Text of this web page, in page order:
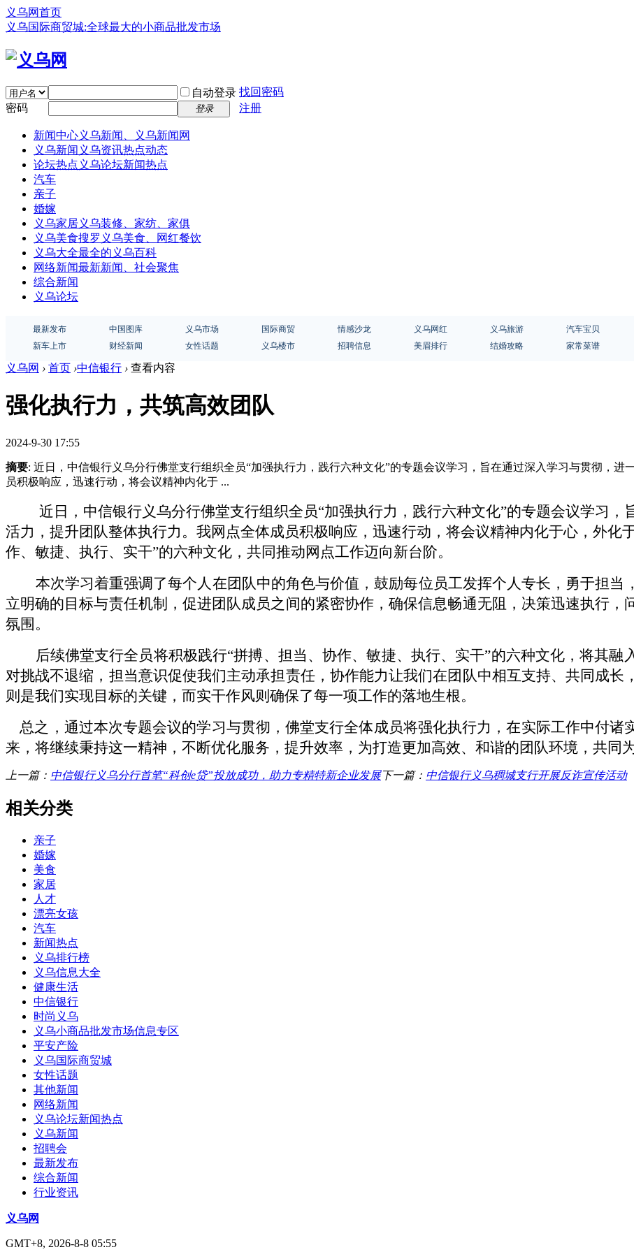
义乌网首页
义乌国际商贸城:全球最大的小商品批发市场
自动登录 找回密码
密码
登录 注册
新闻中心义乌新闻、义乌新闻网
义乌新闻 义乌资讯热点动态
论坛热点 义乌论坛新闻热点
汽车
亲子
婚嫁
义乌家居义乌装修、家纺、家俱
义乌美食搜罗义乌美食、网红餐饮
义乌大全最全的义乌百科
网络新闻最新新闻、社会聚焦
综合新闻
义乌论坛
最新发布 中国图库 义乌市场 国际商贸 情感沙龙 义乌网红 义乌旅游 汽车宝贝
新车上市
财经新闻 女性话题 义乌楼市 招聘信息 美眉排行 结婚攻略 家常菜谱
义乌网 › 首页 ›中信银行 › 查看内容
强化执行力，共筑高效团队
2024-9-30 17:55
摘要: 近日，中信银行义乌分行佛堂支行组织全员“加强执行力，践行六种文化”的专题会议学习，旨在通过深入学习与贯彻，
员积极响应，迅速行动，将会议精神内化于 ...
近日，中信银行义乌分行佛堂支行组织全员“加强执行力 ， 践行六种文化”的专题会议学习 ，
活力，提升团队整体执行力。我网点全体成员积极响应，迅速行动，将会议精神内化于心，外化
作、敏捷、执行、实干”的六种文化，共同推动网点工作迈向新台阶。
本次学习着重强调了每个人在团队中的角色与价值，鼓励每位员工发挥个人专长，勇于担
立明确的目标与责任机制，促进团队成员之间的紧密协作，确保信息畅通无阻，决策迅速执行，
氛围。
后续佛堂支行全员将积极践行“拼搏、担当、协作、敏捷、执行、实干”的六种文化，将其
对挑战不退缩，担当意识促使我们主动承担责任，协作能力让我们在团队中相互支持、共同成长
则是我们实现目标的关键，而实干作风则确保了每一项工作的落地生根。
总之，通过本次专题会议的学习与贯彻，佛堂支行全体成员将强化执行力，在实际工作中付诸
来，将继续秉持这一精神，不断优化服务，提升效率，为打造更加高效、和谐的团队环境， 共同
上一篇： 中信银行义乌分行首笔“科创e贷”投放成功，助力专精特新企业发展下一篇： 中信银行义乌稠城支行开展反诈宣传活动
相关分类
亲子
婚嫁
美食
家居
人才
漂亮女孩
汽车
新闻热点
义乌排行榜
义乌信息大全
健康生活
中信银行
时尚义乌
义乌小商品批发市场信息专区
平安产险
义乌国际商贸城
女性话题
其他新闻
网络新闻
义乌论坛新闻热点
义乌新闻
招聘会
最新发布
综合新闻
行业资讯
义乌网
GMT+8, 2026-8-8 05:55